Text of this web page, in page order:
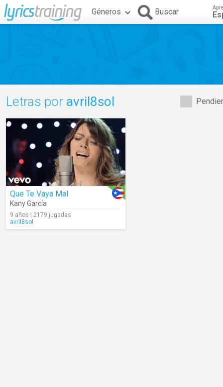
Géneros Buscar
Letras por avril8sol
Que Te Vaya Mal
Kany García
9 años | 2179 jugadas
avril8sol